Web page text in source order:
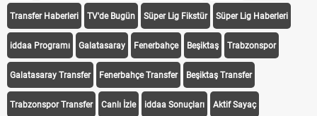
iddaa Canlı Skor Puan Durumu Canlı Anlatım At Yarışı
Transfer Haberleri TV'de Bugün Süper Lig Fikstür Süper Lig Haberleri
iddaa Programı Galatasaray Fenerbahçe Beşiktaş Trabzonspor
Galatasaray Transfer Fenerbahçe Transfer Beşiktaş Transfer